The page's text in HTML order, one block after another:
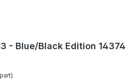
von 5 von 5 Sternen
- Blue/Black Edition 14374